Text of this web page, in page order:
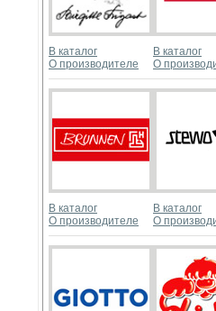
В каталог
О производителе
В каталог
О
В каталог
О производителе
В каталог
О